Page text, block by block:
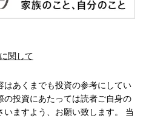
関して
はあくまでも投資の参考にしてい
の投資にあたっては読者ご自身の
ますよう、お願い致します。 当